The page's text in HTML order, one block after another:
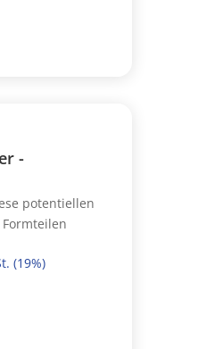
-
potentiellen